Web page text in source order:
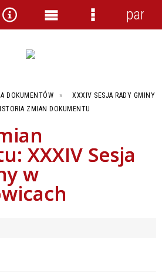
DOKUMENTÓW
XXXIV SESJA RADY GMINY
ZMIAN DOKUMENTU
XXXIV Sesja
w
NarzędziaMenu
Menu
panel